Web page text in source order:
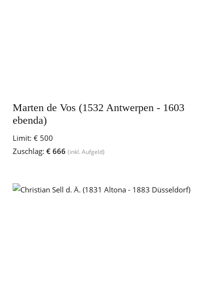
Marten de Vos (1532 Antwerpen - 1603
ebenda)
Limit: € 500
Zuschlag: € 666 (inkl. Aufgeld)